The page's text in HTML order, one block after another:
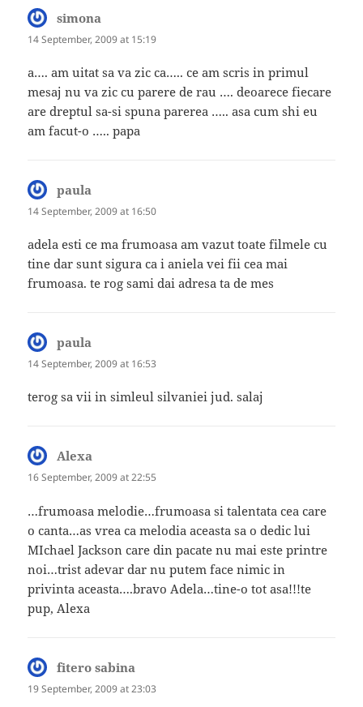
simona
14 September, 2009 at 15:19
a…. am uitat sa va zic ca….. ce am scris in primul
mesaj nu va zic cu parere de rau …. deoarece fiecare
are dreptul sa-si spuna parerea ….. asa cum shi eu
am facut-o ….. papa
paula
14 September, 2009 at 16:50
adela esti ce ma frumoasa am vazut toate filmele cu
tine dar sunt sigura ca i aniela vei fii cea mai
frumoasa. te rog sami dai adresa ta de mes
paula
14 September, 2009 at 16:53
terog sa vii in simleul silvaniei jud. salaj
Alexa
16 September, 2009 at 22:55
…frumoasa melodie…frumoasa si talentata cea care
o canta…as vrea ca melodia aceasta sa o dedic lui
MIchael Jackson care din pacate nu mai este printre
noi…trist adevar dar nu putem face nimic in
privinta aceasta….bravo Adela…tine-o tot asa!!!te
pup, Alexa
fitero sabina
19 September, 2009 at 23:03